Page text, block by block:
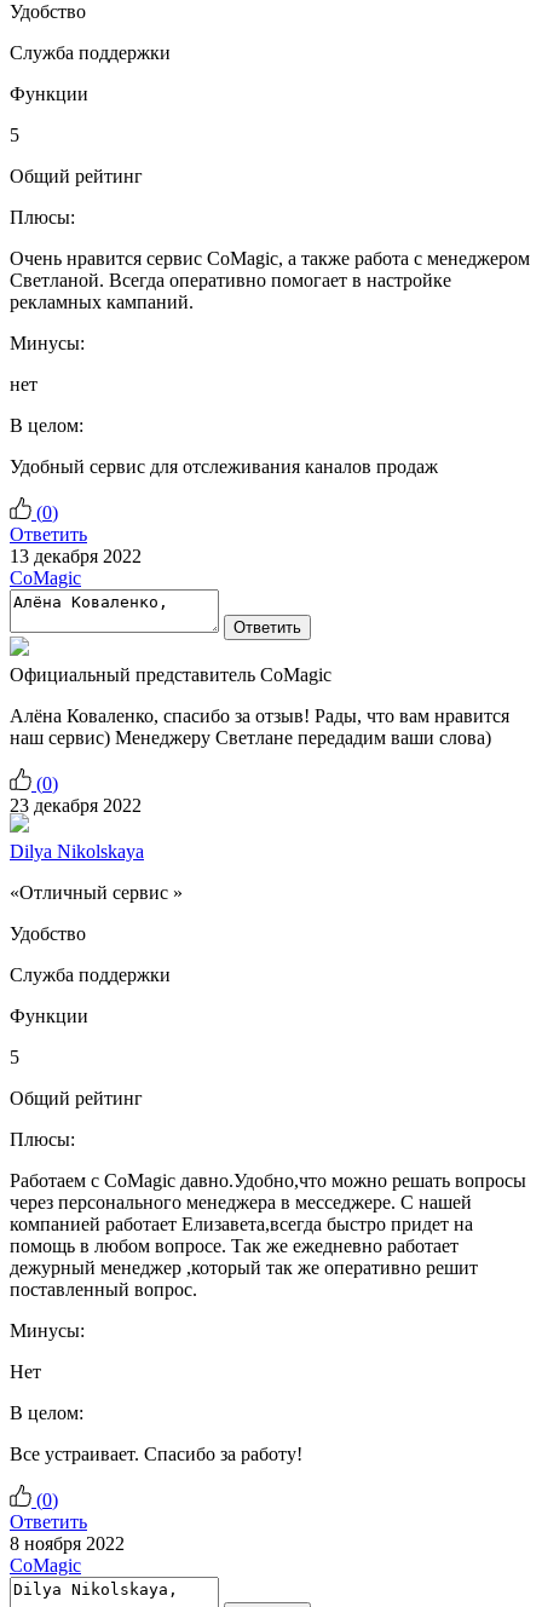
Удобство
Служба поддержки
Функции
5
Общий рейтинг
Плюсы:
Очень нравится сервис CoMagic, а также работа с менеджером
Светланой. Всегда оперативно помогает в настройке
рекламных кампаний.
Минусы:
нет
В целом:
Удобный сервис для отслеживания каналов продаж
(0)
Ответить
13 декабря 2022
CoMagic
Ответить
Официальный представитель CoMagic
Алёна Коваленко, спасибо за отзыв! Рады, что вам нравится
наш сервис) Менеджеру Светлане передадим ваши слова)
(0)
23 декабря 2022
Dilya Nikolskaya
«Отличный сервис »
Удобство
Служба поддержки
Функции
5
Общий рейтинг
Плюсы:
Работаем с CoMagic давно.Удобно,что можно решать вопросы
через персонального менеджера в месседжере. С нашей
компанией работает Елизавета,всегда быстро придет на
помощь в любом вопросе. Так же ежедневно работает
дежурный менеджер ,который так же оперативно решит
поставленный вопрос.
Минусы:
Нет
В целом:
Все устраивает. Спасибо за работу!
(0)
Ответить
8 ноября 2022
CoMagic